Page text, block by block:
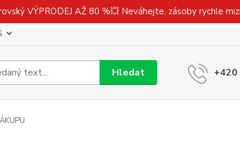
VÝPRODEJ AŽ 80 %💥 Neváhejte, zásoby rychle
Hledat